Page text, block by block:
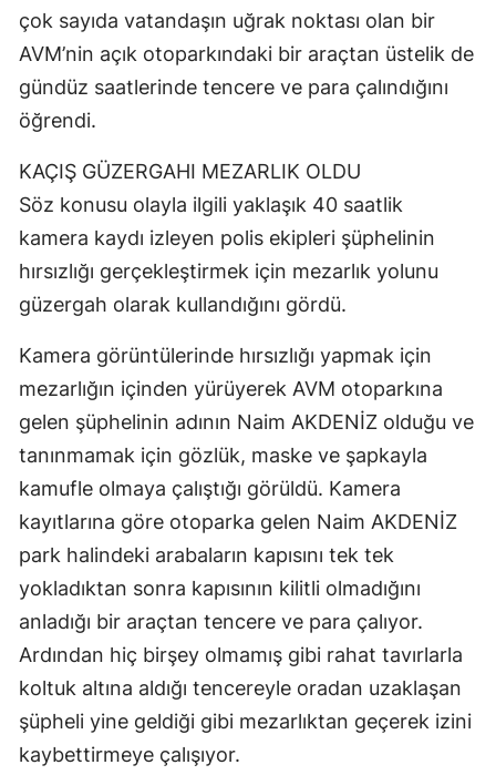
Isparta
Mersin
Kars
Kastamonu
Kırklareli
Kırşehir
Kocaeli
Kütahya
Malatya
Manisa
Kahramanmaraş
Mardin
çok sayıda vatandaşın uğrak noktası olan bir
AVM’nin açık otoparkındaki bir araçtan üstelik de
gündüz saatlerinde tencere ve para çalındığını
öğrendi.
KAÇIŞ GÜZERGAHI MEZARLIK OLDU
Söz konusu olayla ilgili yaklaşık 40 saatlik
kamera kaydı izleyen polis ekipleri şüphelinin
hırsızlığı gerçekleştirmek için mezarlık yolunu
güzergah olarak kullandığını gördü.
Kamera görüntülerinde hırsızlığı yapmak için
mezarlığın içinden yürüyerek AVM otoparkına
gelen şüphelinin adının Naim AKDENİZ olduğu ve
tanınmamak için gözlük, maske ve şapkayla
kamufle olmaya çalıştığı görüldü. Kamera
kayıtlarına göre otoparka gelen Naim AKDENİZ
park halindeki arabaların kapısını tek tek
yokladıktan sonra kapısının kilitli olmadığını
anladığı bir araçtan tencere ve para çalıyor.
Ardından hiç birşey olmamış gibi rahat tavırlarla
koltuk altına aldığı tencereyle oradan uzaklaşan
şüpheli yine geldiği gibi mezarlıktan geçerek izini
kaybettirmeye çalışıyor.